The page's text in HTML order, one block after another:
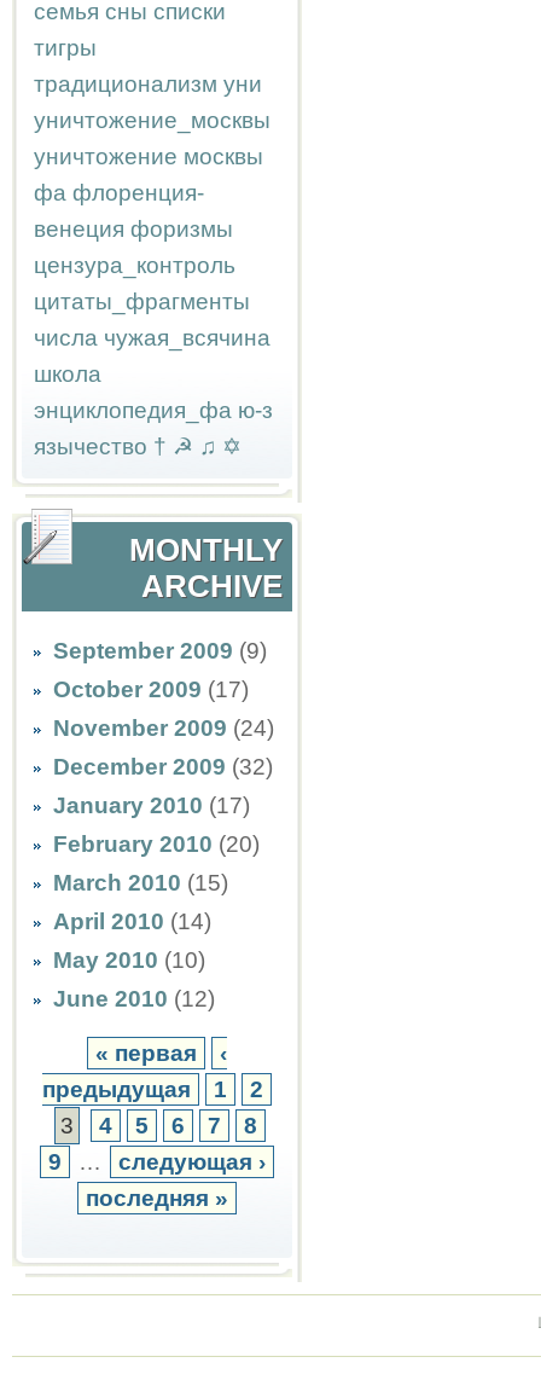
семья сны списки
тигры
традиционализм уни
уничтожение_москвы
уничтожение москвы
фа флоренция-
венеция форизмы
цензура_контроль
цитаты_фрагменты
числа чужая_всячина
школа
энциклопедия_фа ю-з
язычество † ☭ ♫ ✡
MONTHLY
ARCHIVE
September 2009 (9)
October 2009 (17)
November 2009 (24)
December 2009 (32)
January 2010 (17)
February 2010 (20)
March 2010 (15)
April 2010 (14)
May 2010 (10)
June 2010 (12)
« первая
‹
предыдущая
1
2
3
4 5 6 7
8
9
…
следующая ›
последняя »